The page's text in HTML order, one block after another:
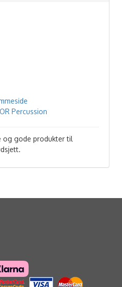
Percussion
og gode produkter til